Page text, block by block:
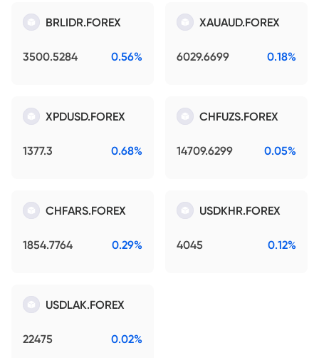
BRLIDR.FOREX
3500.5284 0.56%
XAUAUD.FOREX
6029.6699 0.18%
XPDUSD.FOREX
1377.3 0.68%
CHFUZS.FOREX
14709.6299 0.05%
CHFARS.FOREX
1854.7764 0.29%
USDKHR.FOREX
4045 0.12%
USDLAK.FOREX
22475 0.02%